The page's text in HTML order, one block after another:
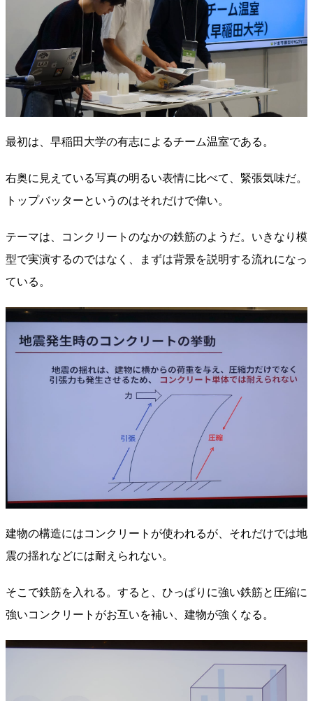
最初は、早稲田大学の有志によるチーム温室である。
右奥に見えている写真の明るい表情に比べて、緊張気味だ。
トップバッターというのはそれだけで偉い。
テーマは、コンクリートのなかの鉄筋のようだ。いきなり模
型で実演するのではなく、まずは背景を説明する流れになっ
ている。
建物の構造にはコンクリートが使われるが、それだけでは地
震の揺れなどには耐えられない。
そこで鉄筋を入れる。すると、ひっぱりに強い鉄筋と圧縮に
強いコンクリートがお互いを補い、建物が強くなる。